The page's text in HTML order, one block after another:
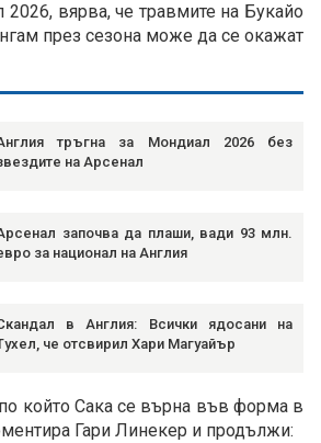
вярва, че травмите на Букайо
през сезона може да се окажат
тръгна за Мондиал 2026 без
на Арсенал
започва да плаши, вади 93 млн.
за национал на Англия
в Англия: Всички ядосани на
че отсвирил Хари Магуайър
по който Сака се върна във форма в
Гари Линекер и продължи: